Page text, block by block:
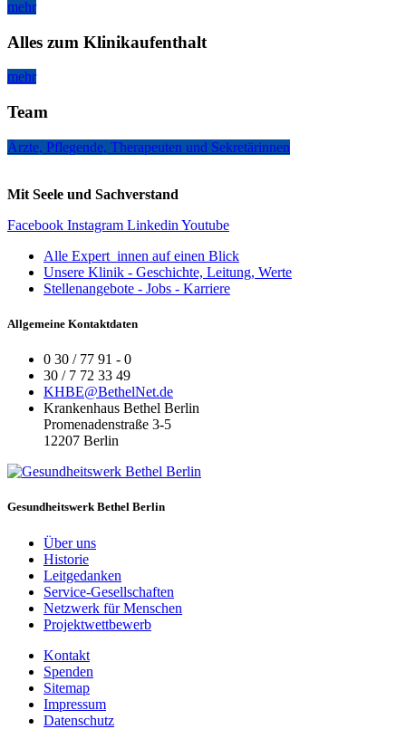
mehr
Alles zum Klinikaufenthalt
mehr
Team
Ärzte, Pflegende, Therapeuten und Sekretärinnen
Mit Seele und Sachverstand
Facebook Instagram Linkedin Youtube
Alle Expert_innen auf einen Blick
Unsere Klinik - Geschichte, Leitung, Werte
Stellenangebote - Jobs - Karriere
Allgemeine Kontaktdaten
0 30 / 77 91 - 0
30 / 7 72 33 49
KHBE@BethelNet.de
Krankenhaus Bethel Berlin
Promenadenstraße 3-5
12207 Berlin
Gesundheitswerk Bethel Berlin
Über uns
Historie
Leitgedanken
Service-Gesellschaften
Netzwerk für Menschen
Projektwettbewerb
Kontakt
Spenden
Sitemap
Impressum
Datenschutz